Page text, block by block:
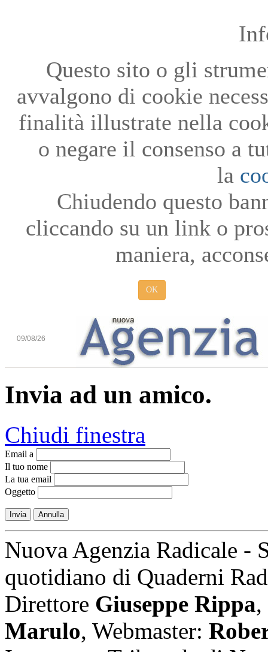
Questo sito o gli
avvalgono di cookie
finalità illustrate nella
o negare il consenso a
la
Chiudendo questo
cliccando su un link o
maniera,
OK
09/08/26
Invia ad un amico.
Chiudi finestra
Email a
Il tuo nome
La tua email
Oggetto
Invia Annulla
Nuova Agenzia Radicale -
quotidiano di Quaderni
Direttore Giuseppe Rippa,
Marulo, Webmaster: